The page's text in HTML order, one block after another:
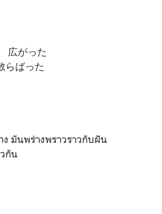
広がった
らばった
มันพร่างพราวราวกับฝัน
กัน